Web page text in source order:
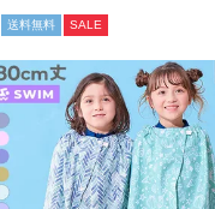
送料無料 SALE